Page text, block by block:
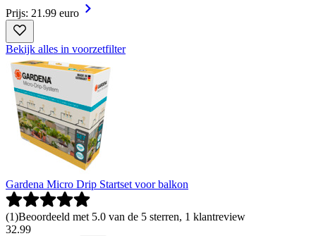
Prijs: 21.99 euro
Bekijk alles in voorzetfilter
Gardena Micro Drip Startset voor balkon
(1)Beoordeeld met 5.0 van de 5 sterren, 1 klantreview
32.99